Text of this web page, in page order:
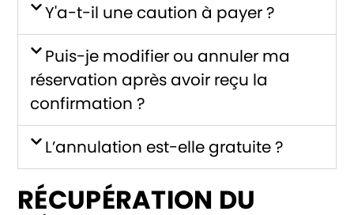
Y'a-t-il une caution à payer ?
Puis-je modifier ou annuler ma
réservation après avoir reçu la
confirmation ?
L’annulation est-elle gratuite ?
RÉCUPÉRATION DU